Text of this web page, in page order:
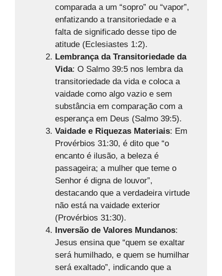
comparada a um “sopro” ou “vapor”,
enfatizando a transitoriedade e a
falta de significado desse tipo de
atitude (Eclesiastes 1:2).
Lembrança da Transitoriedade da
Vida: O Salmo 39:5 nos lembra da
transitoriedade da vida e coloca a
vaidade como algo vazio e sem
substância em comparação com a
esperança em Deus (Salmo 39:5).
Vaidade e Riquezas Materiais: Em
Provérbios 31:30, é dito que “o
encanto é ilusão, a beleza é
passageira; a mulher que teme o
Senhor é digna de louvor”,
destacando que a verdadeira virtude
não está na vaidade exterior
(Provérbios 31:30).
Inversão de Valores Mundanos:
Jesus ensina que “quem se exaltar
será humilhado, e quem se humilhar
será exaltado”, indicando que a